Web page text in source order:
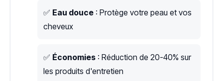
✅ Eau douce : Protège votre peau et vos
cheveux
✅ Économies : Réduction de 20-40% sur
les produits d'entretien